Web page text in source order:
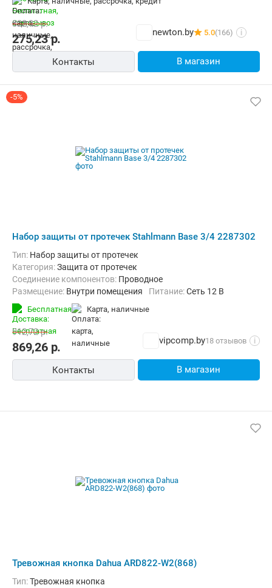
275,23р.
322,92р.
newton.by 5.0(166) i
Контакты В магазин
-5%
Набор защиты от протечек Stahlmann Base 3/4 2287302
Тип: Набор защиты от протечек
Категория:Защита от протечек
Соединение компонентов: Проводное
Размещение: Внутри помещения Питание:Сеть 12 В
Бесплатная карта, наличные
869,26р.
912,72р.
vipcomp.by18 отзывов i
Контакты В магазин
Тревожная кнопка Dahua ARD822-W2(868)
Тип:Тревожная кнопка